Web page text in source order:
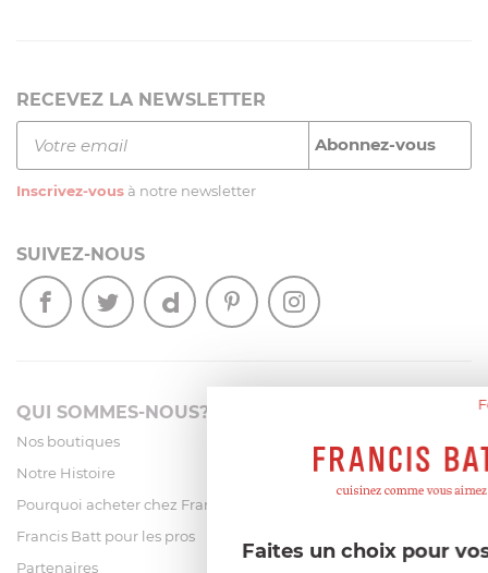
RECEVEZ LA NEWSLETTER
Inscrivez-vous à notre newsletter
SUIVEZ-NOUS
QUI SOMMES-NOUS?
Nos boutiques
Notre Histoire
Pourquoi acheter chez Francis Batt ?
Francis Batt pour les pros
Partenaires
Faites un choix pour